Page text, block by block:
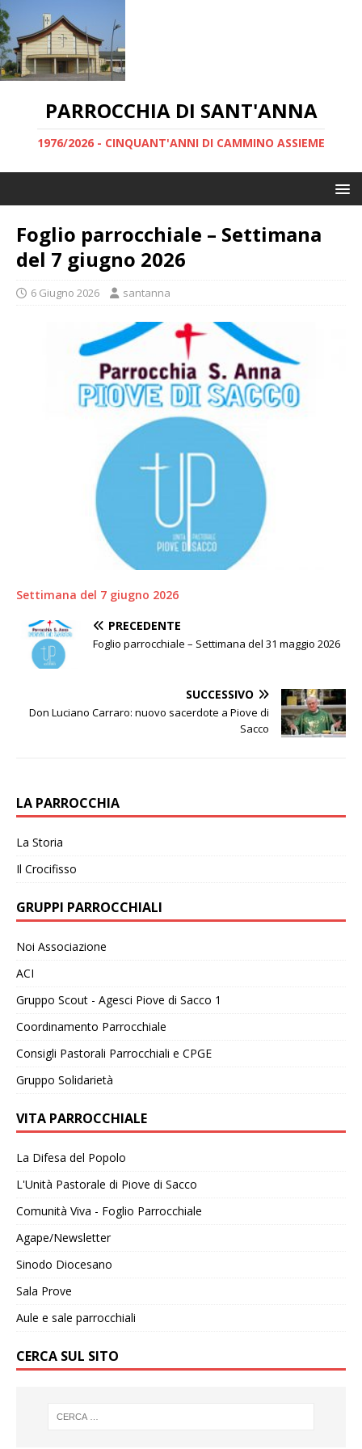
PARROCCHIA DI SANT'ANNA
1976/2026 - CINQUANT'ANNI DI CAMMINO ASSIEME
Foglio parrocchiale – Settimana
del 7 giugno 2026
6 Giugno 2026 santanna
Settimana del 7 giugno 2026
PRECEDENTE
Foglio parrocchiale – Settimana del 31 maggio 2026
SUCCESSIVO
Don Luciano Carraro: nuovo sacerdote a Piove di
Sacco
LA PARROCCHIA
La Storia
Il Crocifisso
GRUPPI PARROCCHIALI
Noi Associazione
ACI
Gruppo Scout - Agesci Piove di Sacco 1
Coordinamento Parrocchiale
Consigli Pastorali Parrocchiali e CPGE
Gruppo Solidarietà
VITA PARROCCHIALE
La Difesa del Popolo
L'Unità Pastorale di Piove di Sacco
Comunità Viva - Foglio Parrocchiale
Agape/Newsletter
Sinodo Diocesano
Sala Prove
Aule e sale parrocchiali
CERCA SUL SITO